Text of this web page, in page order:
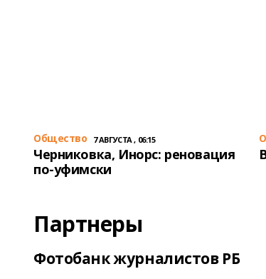
Общество 7 АВГУСТА , 06:15
Черниковка, Инорс: реновация
по-уфимски
Партнеры
Фотобанк журналистов РБ